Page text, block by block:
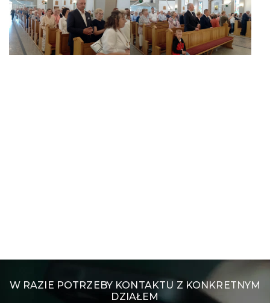
W RAZIE POTRZEBY KONTAKTU Z KONKRETNYM
DZIAŁEM